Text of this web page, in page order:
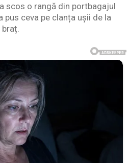
scos o rangă din portbagajul
pus ceva pe clanța ușii de la